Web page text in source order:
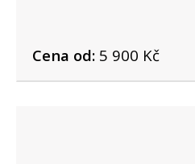
Cena od:5 900 Kč